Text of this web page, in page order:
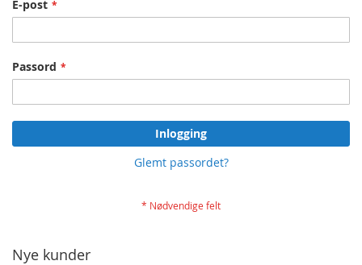
E-post
Passord
Inlogging
Glemt passordet?
Nye kunder